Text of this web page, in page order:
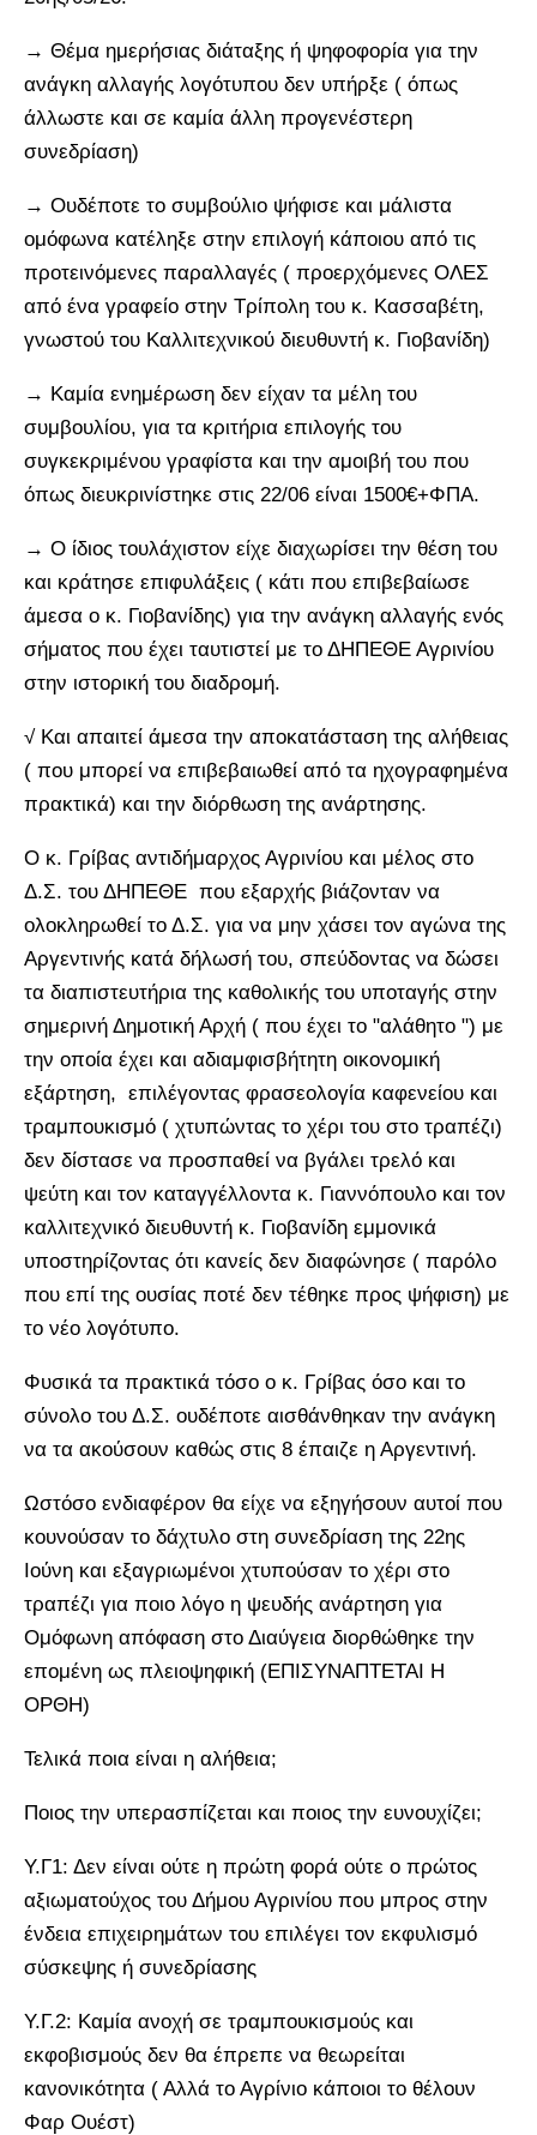
→ Θέμα ημερήσιας διάταξης ή ψηφοφορία για την
ανάγκη αλλαγής λογότυπου δεν υπήρξε ( όπως
άλλωστε και σε καμία άλλη προγενέστερη
συνεδρίαση)
→ Ουδέποτε το συμβούλιο ψήφισε και μάλιστα
ομόφωνα κατέληξε στην επιλογή κάποιου από τις
προτεινόμενες παραλλαγές ( προερχόμενες ΟΛΕΣ
από ένα γραφείο στην Τρίπολη του κ. Κασσαβέτη,
γνωστού του Καλλιτεχνικού διευθυντή κ. Γιοβανίδη)
→ Καμία ενημέρωση δεν είχαν τα μέλη του
συμβουλίου, για τα κριτήρια επιλογής του
συγκεκριμένου γραφίστα και την αμοιβή του που
όπως διευκρινίστηκε στις 22/06 είναι 1500€+ΦΠΑ.
→ Ο ίδιος τουλάχιστον είχε διαχωρίσει την θέση του
και κράτησε επιφυλάξεις ( κάτι που επιβεβαίωσε
άμεσα ο κ. Γιοβανίδης) για την ανάγκη αλλαγής ενός
σήματος που έχει ταυτιστεί με το ΔΗΠΕΘΕ Αγρινίου
στην ιστορική του διαδρομή.
√ Και απαιτεί άμεσα την αποκατάσταση της αλήθειας
( που μπορεί να επιβεβαιωθεί από τα ηχογραφημένα
πρακτικά) και την διόρθωση της ανάρτησης.
Ο κ. Γρίβας αντιδήμαρχος Αγρινίου και μέλος στο
Δ.Σ. του ΔΗΠΕΘΕ που εξαρχής βιάζονταν να
ολοκληρωθεί το Δ.Σ. για να μην χάσει τον αγώνα της
Αργεντινής κατά δήλωσή του, σπεύδοντας να δώσει
τα διαπιστευτήρια της καθολικής του υποταγής στην
σημερινή Δημοτική Αρχή ( που έχει το "αλάθητο ") με
την οποία έχει και αδιαμφισβήτητη οικονομική
εξάρτηση, επιλέγοντας φρασεολογία καφενείου και
τραμπουκισμό ( χτυπώντας το χέρι του στο τραπέζι)
δεν δίστασε να προσπαθεί να βγάλει τρελό και
ψεύτη και τον καταγγέλλοντα κ. Γιαννόπουλο και τον
καλλιτεχνικό διευθυντή κ. Γιοβανίδη εμμονικά
υποστηρίζοντας ότι κανείς δεν διαφώνησε ( παρόλο
που επί της ουσίας ποτέ δεν τέθηκε προς ψήφιση) με
το νέο λογότυπο.
Φυσικά τα πρακτικά τόσο ο κ. Γρίβας όσο και το
σύνολο του Δ.Σ. ουδέποτε αισθάνθηκαν την ανάγκη
να τα ακούσουν καθώς στις 8 έπαιζε η Αργεντινή.
Ωστόσο ενδιαφέρον θα είχε να εξηγήσουν αυτοί που
κουνούσαν το δάχτυλο στη συνεδρίαση της 22ης
Ιούνη και εξαγριωμένοι χτυπούσαν το χέρι στο
τραπέζι για ποιο λόγο η ψευδής ανάρτηση για
Ομόφωνη απόφαση στο Διαύγεια διορθώθηκε την
επομένη ως πλειοψηφική (ΕΠΙΣΥΝΑΠΤΕΤΑΙ Η
ΟΡΘΗ)
Τελικά ποια είναι η αλήθεια;
Ποιος την υπερασπίζεται και ποιος την ευνουχίζει;
Υ.Γ1: Δεν είναι ούτε η πρώτη φορά ούτε ο πρώτος
αξιωματούχος του Δήμου Αγρινίου που μπρος στην
ένδεια επιχειρημάτων του επιλέγει τον εκφυλισμό
σύσκεψης ή συνεδρίασης
Υ.Γ.2: Καμία ανοχή σε τραμπουκισμούς και
εκφοβισμούς δεν θα έπρεπε να θεωρείται
κανονικότητα ( Αλλά το Αγρίνιο κάποιοι το θέλουν
Φαρ Ουέστ)